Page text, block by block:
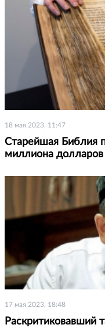
18 мая 2023, 11:47
Старейшая Библия
миллиона долларов
17 мая 2023, 18:48
Раскритиковавший